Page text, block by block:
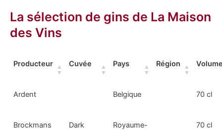
La sélection de gins de La Maison
des Vins
Producteur Cuvée Pays Région
Ardent Belgique 70 cl
Brockmans
Dark
Royaume-
70 cl